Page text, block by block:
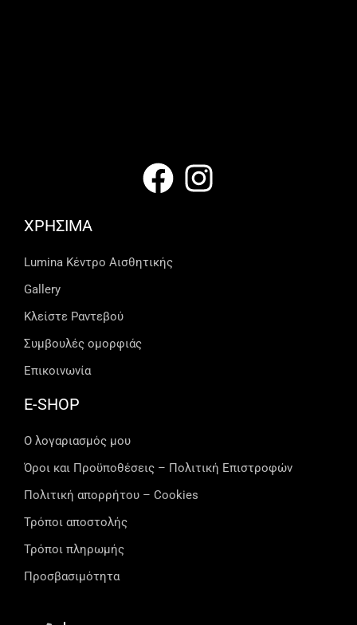
ΧΡΗΣΙΜΑ
Lumina Kέντρο Αισθητικής
Gallery
Κλείστε Ραντεβού
Συμβουλές ομορφιάς
Επικοινωνία
E-SHOP
Ο λογαριασμός μου
Όροι και Προϋποθέσεις – Πολιτική Επιστροφών
Πολιτική απορρήτου – Cookies
Τρόποι αποστολής
Τρόποι πληρωμής
Προσβασιμότητα